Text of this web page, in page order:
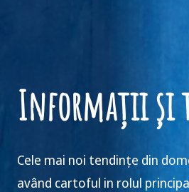
Informații și
Cele mai noi tendințe din
având cartoful in rolul